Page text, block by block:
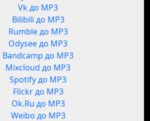
Vk до MP3
Bilibili до MP3
Rumble до MP3
Odysee до MP3
Bandcamp до MP3
Mixcloud до MP3
Spotify до MP3
Flickr до MP3
Ok.Ru до MP3
Weibo до MP3